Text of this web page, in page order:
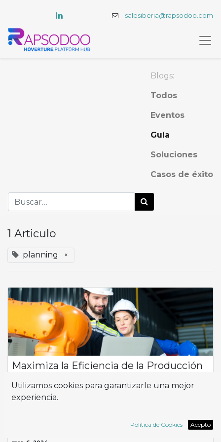
salesiberia@rapsodoo.com
Blogs:
Todos
Eventos
Guía
Soluciones
Casos de éxito
1 Articulo
planning ×
Maximiza la Eficiencia de la Producción
procesos de producción es fundamental para garantizar el
éxito empresarial. Con la suite de herramientas de Odoo, las
Utilizamos cookies para garantizarle una mejor
experiencia.
Política de Cookies Acepto